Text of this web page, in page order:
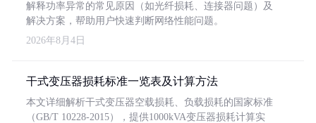
解释功率异常的常见原因（如光纤损耗、连接器问题）及
解决方案，帮助用户快速判断网络性能问题。
2026年8月4日
干式变压器损耗标准一览表及计算方法
本文详细解析干式变压器空载损耗、负载损耗的国家标准
（GB/T 10228-2015），提供1000kVA变压器损耗计算实